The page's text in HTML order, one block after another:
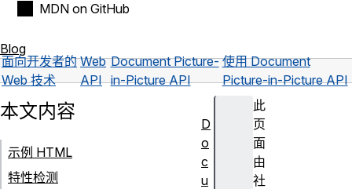
MDN on GitHub
Blog
面向开发者的
Web 技术
Web
API
Document Picture-
in-Picture API
使用 Document
Picture-in-Picture API
此
页
面
由
社
本文内容
示例 HTML
特性检测
D
o
c
u